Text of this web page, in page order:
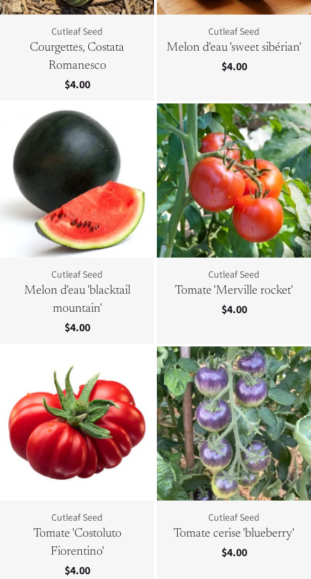
Cutleaf Seed
Courgettes, Costata
Romanesco
$4.00
Cutleaf Seed
Melon d'eau 'sweet sibérian'
$4.00
Cutleaf Seed
Melon d'eau 'blacktail
mountain'
$4.00
Cutleaf Seed
Tomate 'Merville rocket'
$4.00
Cutleaf Seed
Tomate 'Costoluto
Fiorentino'
$4.00
Cutleaf Seed
Tomate cerise 'blueberry'
$4.00